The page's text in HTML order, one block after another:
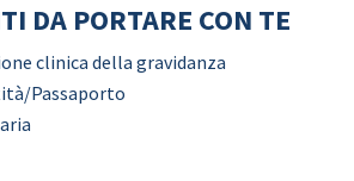
DA PORTARE CON TE
clinica della gravidanza
Passaporto